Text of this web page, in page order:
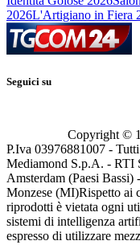
2026L'Artigiano in Fiera
Seguici su
Copyright ©
P.Iva 03976881007 -
Mediamond S.p.A. - RTI
Amsterdam (Paesi
Monzese (MI)Rispetto ai
riprodotti è vietata ogni
sistemi di intelligenza
espresso di utilizzare